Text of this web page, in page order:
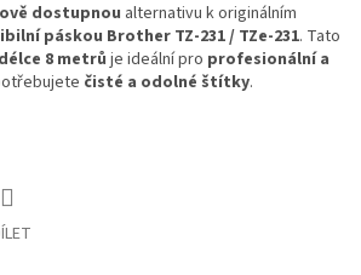
dostupnou alternativu k originálním
páskou Brother TZ-231 / TZe-231. Tato
8 metrů je ideální pro profesionální a
čisté a odolné štítky.